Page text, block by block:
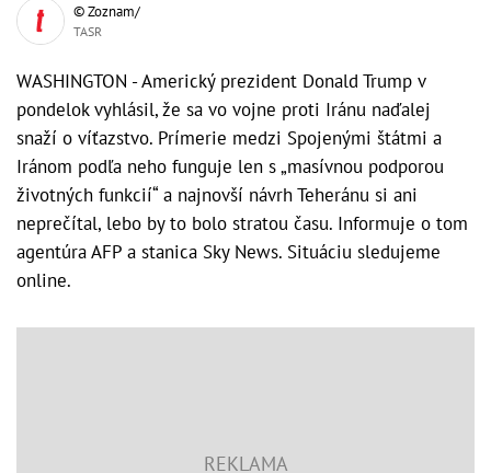
© Zoznam/
TASR
WASHINGTON - Americký prezident Donald Trump v
pondelok vyhlásil, že sa vo vojne proti Iránu naďalej
snaží o víťazstvo. Prímerie medzi Spojenými štátmi a
Iránom podľa neho funguje len s „masívnou podporou
životných funkcií“ a najnovší návrh Teheránu si ani
neprečítal, lebo by to bolo stratou času. Informuje o tom
agentúra AFP a stanica Sky News. Situáciu sledujeme
online.